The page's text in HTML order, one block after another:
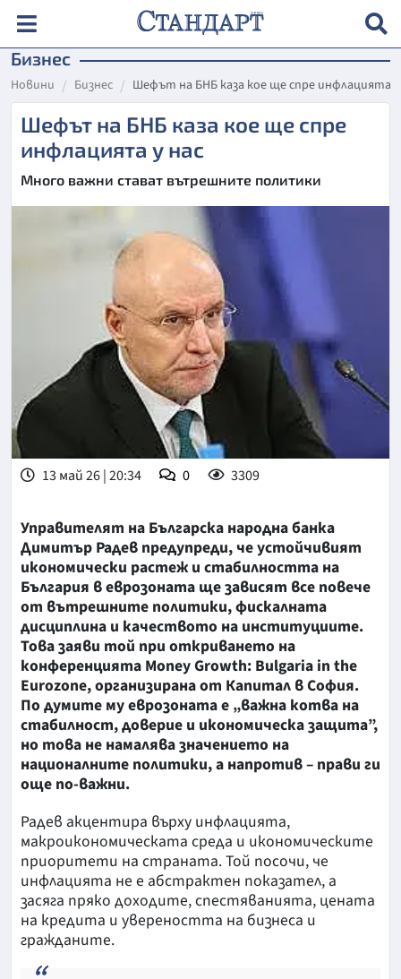
Бизнес
Новини Бизнес Шефът на БНБ каза кое ще спре инфлацията у
Шефът на БНБ каза кое ще спре
инфлацията у нас
Много важни стават вътрешните политики
13 май 26 | 20:34 0 3309
Управителят на Българска народна банка
Димитър Радев предупреди, че устойчивият
икономически растеж и стабилността на
България в еврозоната ще зависят все повече
от вътрешните политики, фискалната
дисциплина и качеството на институциите.
Това заяви той при откриването на
конференцията Money Growth: Bulgaria in the
Eurozone, организирана от Капитал в София.
По думите му еврозоната е „важна котва на
стабилност, доверие и икономическа защита”,
но това не намалява значението на
националните политики, а напротив – прави ги
още по-важни.
Радев акцентира върху инфлацията,
макроикономическата среда и икономическите
приоритети на страната. Той посочи, че
инфлацията не е абстрактен показател, а
засяга пряко доходите, спестяванията, цената
на кредита и увереността на бизнеса и
гражданите.